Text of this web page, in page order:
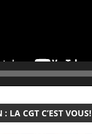
LA CGT C’EST VOUS!